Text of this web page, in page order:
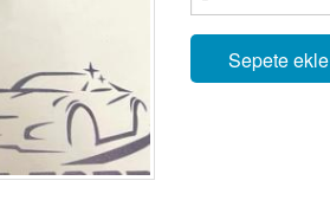
Sepete ekle